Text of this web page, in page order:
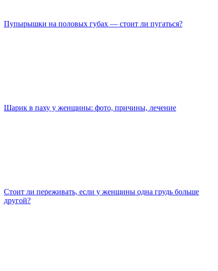
Пупырышки на половых губах — стоит ли пугаться?
Шарик в паху у женщины: фото, причины, лечение
Стоит ли переживать, если у женщины одна грудь больше
другой?